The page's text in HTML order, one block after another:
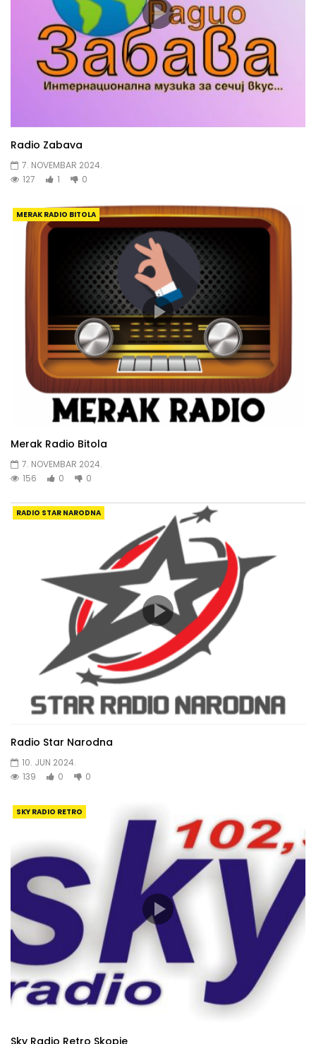
Radio Zabava
7. NOVEMBAR 2024.
127
1 0
MERAK RADIO BITOLA
Merak Radio Bitola
7. NOVEMBAR 2024.
156
0 0
RADIO STAR NARODNA
Radio Star Narodna
10. JUN 2024.
139
0 0
SKY RADIO RETRO
Sky Radio Retro Skopje